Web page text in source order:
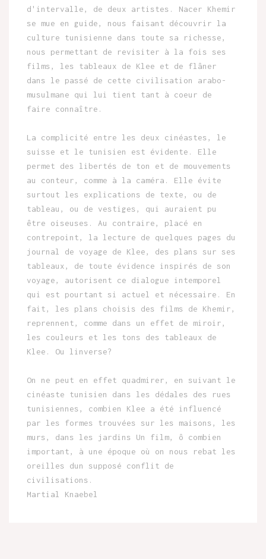
d'intervalle, de deux artistes. Nacer Khemir
se mue en guide, nous faisant découvrir la
culture tunisienne dans toute sa richesse,
nous permettant de revisiter à la fois ses
films, les tableaux de Klee et de flâner
dans le passé de cette civilisation arabo-
musulmane qui lui tient tant à coeur de
faire connaître.
La complicité entre les deux cinéastes, le
suisse et le tunisien est évidente. Elle
permet des libertés de ton et de mouvements
au conteur, comme à la caméra. Elle évite
surtout les explications de texte, ou de
tableau, ou de vestiges, qui auraient pu
être oiseuses. Au contraire, placé en
contrepoint, la lecture de quelques pages du
journal de voyage de Klee, des plans sur ses
tableaux, de toute évidence inspirés de son
voyage, autorisent ce dialogue intemporel
qui est pourtant si actuel et nécessaire. En
fait, les plans choisis des films de Khemir,
reprennent, comme dans un effet de miroir,
les couleurs et les tons des tableaux de
Klee. Ou linverse?
On ne peut en effet quadmirer, en suivant le
cinéaste tunisien dans les dédales des rues
tunisiennes, combien Klee a été influencé
par les formes trouvées sur les maisons, les
murs, dans les jardins Un film, ô combien
important, à une époque où on nous rebat les
oreilles dun supposé conflit de
civilisations.
Martial Knaebel